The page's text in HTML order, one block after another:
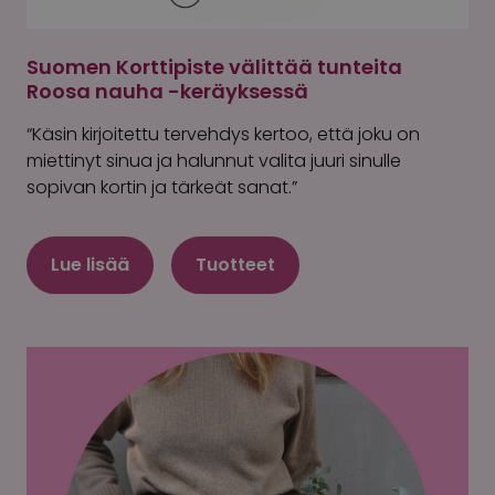
Suomen Korttipiste välittää tunteita
Roosa nauha -keräyksessä
“Käsin kirjoitettu tervehdys kertoo, että joku on
miettinyt sinua ja halunnut valita juuri sinulle
sopivan kortin ja tärkeät sanat.”
Lue lisää Tuotteet